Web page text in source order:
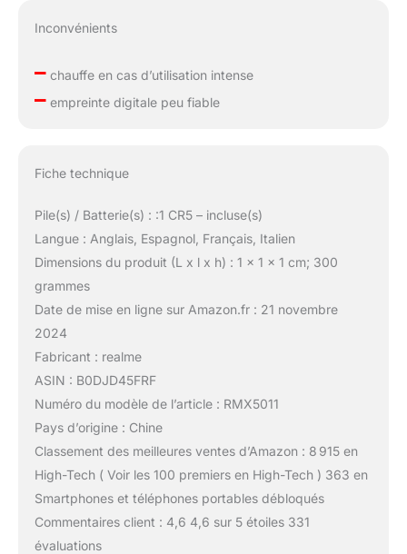
Inconvénients
–chauffe en cas d’utilisation intense
–empreinte digitale peu fiable
Fiche technique
Pile(s) / Batterie(s) : :1 CR5 – incluse(s)
Langue : Anglais, Espagnol, Français, Italien
Dimensions du produit (L x l x h) : 1 x 1 x 1 cm; 300
grammes
Date de mise en ligne sur Amazon.fr : 21 novembre
2024
Fabricant : realme
ASIN : B0DJD45FRF
Numéro du modèle de l’article : RMX5011
Pays d’origine : Chine
Classement des meilleures ventes d’Amazon : 8 915 en
High-Tech ( Voir les 100 premiers en High-Tech ) 363 en
Smartphones et téléphones portables débloqués
Commentaires client : 4,6 4,6 sur 5 étoiles 331
évaluations